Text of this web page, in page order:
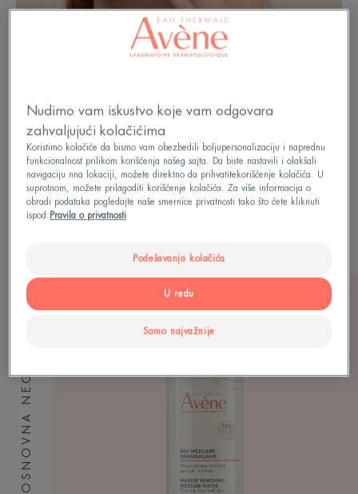
NAŠA PONUDA PROIZVODA
ZA NEGU KOŽE
Jednostavno (ali suštinsko) rešenje za sve potrebe
OSNOVNA NEGA
Nudimo vam iskustvo koje vam odgovara
zahvaljujući kolačićima
Koristimo kolačiće da bismo vam obezbedili boljupersonalizaciju i naprednu
funkcionalnost prilikom korišćenja našeg sajta. Da biste nastavili i olakšali
navigaciju nna lokaciji, možete direktno da prihvatitekorišćenje kolačića. U
suprotnom, možete prilagoditi korišćenje kolačića. Za više informacija o
obradi podataka pogledajte naše smernice privatnosti tako što ćete kliknuti
ispod: Pravila o privatnosti
Podešavanja kolačića
Samo najvažnije
U redu